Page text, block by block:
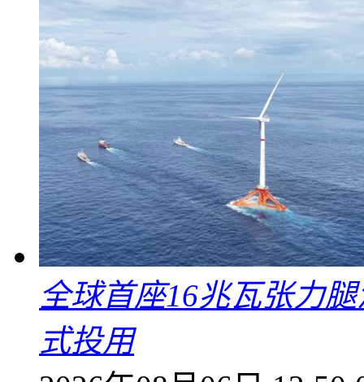
全球首座16兆瓦张力
式投用